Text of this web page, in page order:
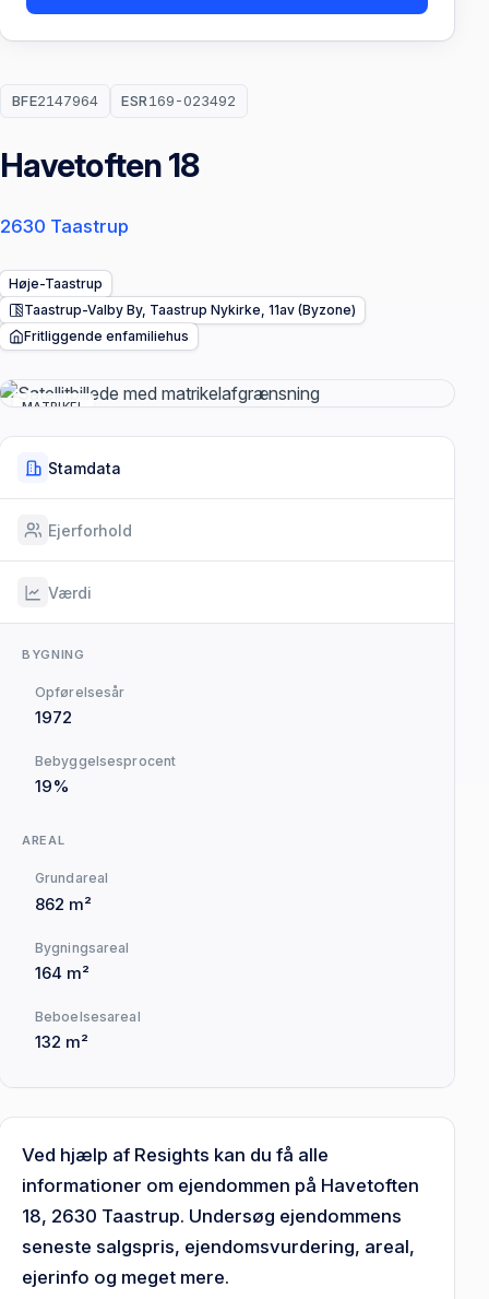
BFE2147964 ESR169-023492
Havetoften 18
2630 Taastrup
Høje-Taastrup
Taastrup-Valby By, Taastrup Nykirke, 11av (Byzone)
Fritliggende enfamiliehus
MATRIKEL
Stamdata
Ejerforhold
Værdi
BYGNING
Opførelsesår
1972
Bebyggelsesprocent
19%
AREAL
Grundareal
862 m²
Bygningsareal
164 m²
Beboelsesareal
132 m²
Ved hjælp af Resights kan du få alle
informationer om ejendommen på Havetoften
18, 2630 Taastrup. Undersøg ejendommens
seneste salgspris, ejendomsvurdering, areal,
ejerinfo og meget mere.